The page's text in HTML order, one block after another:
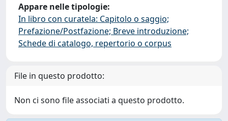
Appare nelle tipologie:
In libro con curatela: Capitolo o saggio;
Prefazione/Postfazione; Breve introduzione;
Schede di catalogo, repertorio o corpus
File in questo prodotto:
Non ci sono file associati a questo prodotto.